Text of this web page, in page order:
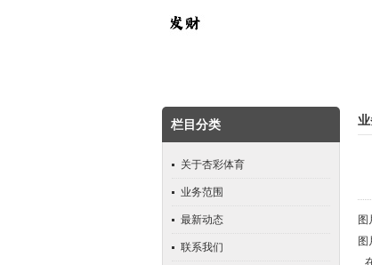
栏目分类
关于杏彩体育
业务范围
最新动态
联系我们
业
图
图